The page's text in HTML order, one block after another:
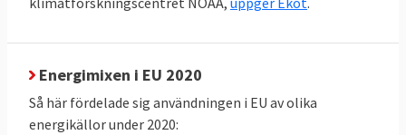
2011 2021 Förändring
EU-genomsnitt 3,21 2,93 - 9 %
Energimixen i EU 2020
Så här fördelade sig användningen i EU av olika
energikällor under 2020: